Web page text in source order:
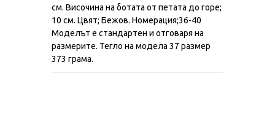
см. Височина на ботата от петата до горе;
10 см. Цвят; Бежов. Номерация;36-40
Моделът е стандартен и отговаря на
размерите. Тегло на модела 37 размер
373 грама.